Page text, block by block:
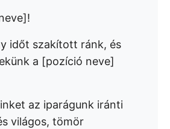
időt szakított ránk, és
a [pozíció neve]
az iparágunk iránti
világos, tömör